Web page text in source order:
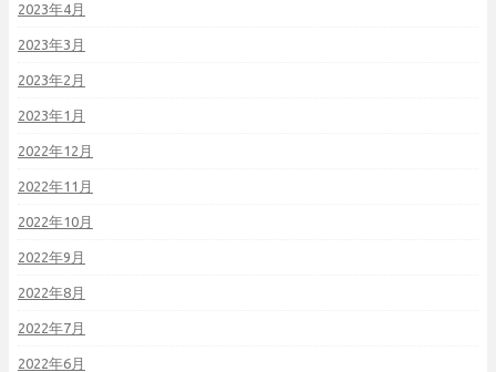
2023年4月
2023年3月
2023年2月
2023年1月
2022年12月
2022年11月
2022年10月
2022年9月
2022年8月
2022年7月
2022年6月